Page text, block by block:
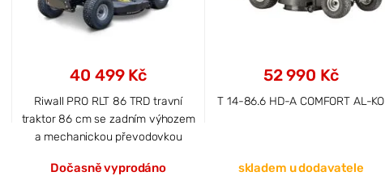
40 499 Kč
Riwall PRO RLT 86 TRD travní
traktor 86 cm se zadním výhozem
a mechanickou převodovkou
Dočasně vyprodáno
52 990 Kč
T 14-86.6 HD-A COMFORT AL-KO
skladem u dodavatele